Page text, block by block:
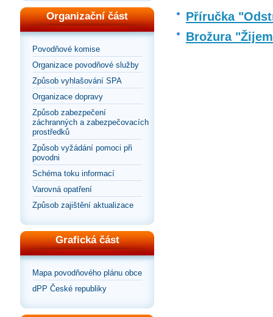
Organizační část
Povodňové komise
Organizace povodňové služby
Způsob vyhlašování SPA
Organizace dopravy
Způsob zabezpečení
záchranných a zabezpečovacích
prostředků
Způsob vyžádání pomoci při
povodni
Schéma toku informací
Varovná opatření
Způsob zajištění aktualizace
Grafická část
Mapa povodňového plánu obce
dPP České republiky
Příručka
Brožura